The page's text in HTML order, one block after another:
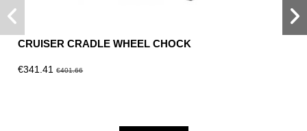
CRUISER CRADLE WHEEL CHOCK
€341.41€401.66